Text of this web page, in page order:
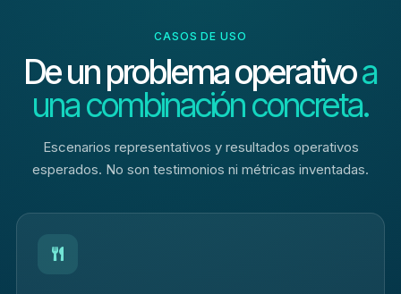
CASOS DE USO
De un problema operativoa
una combinación concreta.
Escenarios representativos y resultados operativos
esperados. No son testimonios ni métricas inventadas.